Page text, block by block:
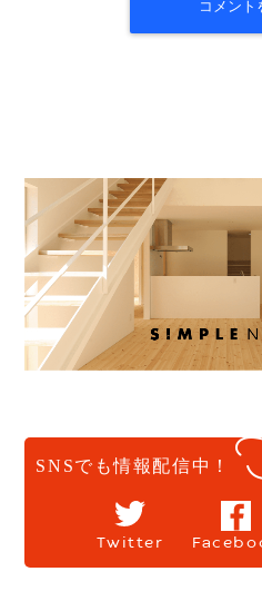
SNSでも情報配信中！
Twitter